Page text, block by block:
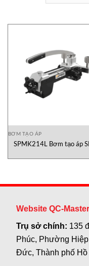
BƠM TẠO ÁP
SPMK214L Bơm tạo áp
Website QC-
Trụ sở chính: 135
Phúc, Phường
Đức, Thành phố